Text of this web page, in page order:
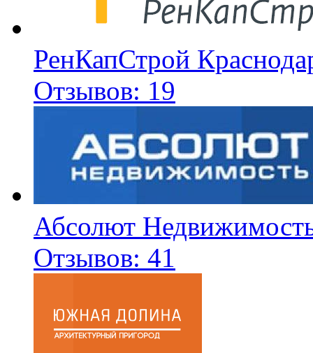
РенКапСтрой
Отзывов: 19
Абсолют
Отзывов: 41